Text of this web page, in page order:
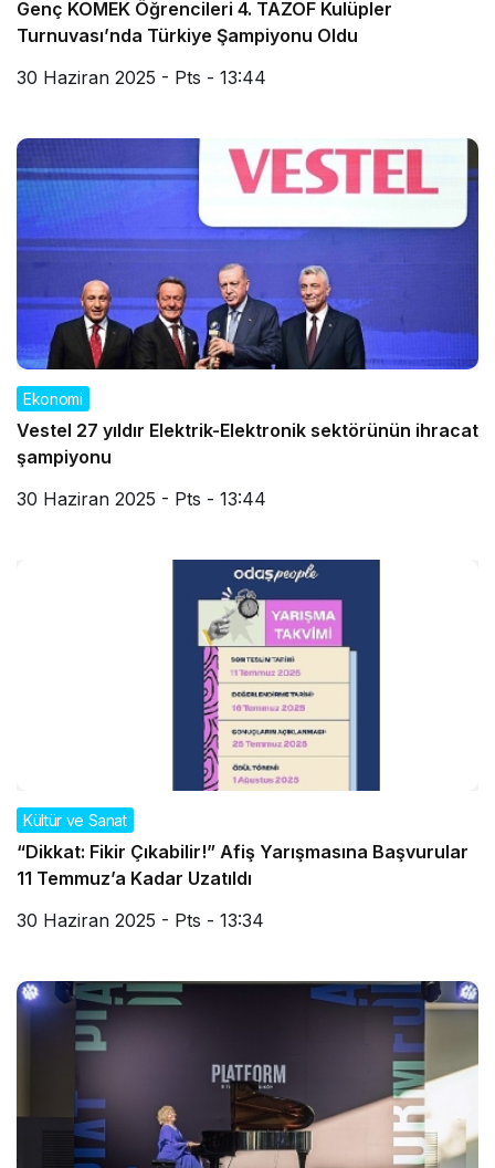
Genç KOMEK Öğrencileri 4. TAZOF Kulüpler
Turnuvası’nda Türkiye Şampiyonu Oldu
30 Haziran 2025 - Pts - 13:44
Ekonomi
Vestel 27 yıldır Elektrik-Elektronik sektörünün ihracat
şampiyonu
30 Haziran 2025 - Pts - 13:44
Kültür ve Sanat
“Dikkat: Fikir Çıkabilir!” Afiş Yarışmasına Başvurular
11 Temmuz’a Kadar Uzatıldı
30 Haziran 2025 - Pts - 13:34